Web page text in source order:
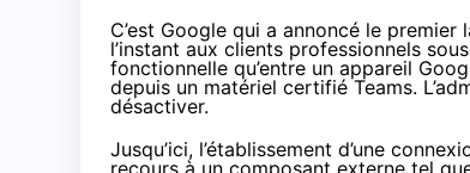
C’est Google qui a annoncé le premier
l’instant aux clients professionnels
fonctionnelle qu’entre un appareil
depuis un matériel certifié Teams.
désactiver.
Jusqu’ici, l’établissement d’une
recours à un composant externe tel